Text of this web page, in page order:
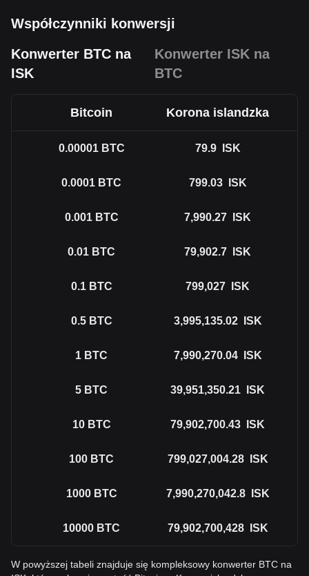
Współczynniki konwersji
Konwerter BTC na
ISK
Konwerter ISK na
BTC
Bitcoin Korona islandzka
0.00001 BTC 79.9 ISK
0.0001 BTC 799.03 ISK
0.001 BTC 7,990.27 ISK
0.01 BTC 79,902.7 ISK
0.1 BTC 799,027 ISK
0.5 BTC 3,995,135.02 ISK
1 BTC 7,990,270.04 ISK
5 BTC 39,951,350.21 ISK
10 BTC 79,902,700.43 ISK
100 BTC 799,027,004.28 ISK
1000 BTC 7,990,270,042.8 ISK
10000 BTC 79,902,700,428 ISK
W powyższej tabeli znajduje się kompleksowy konwerter BTC na